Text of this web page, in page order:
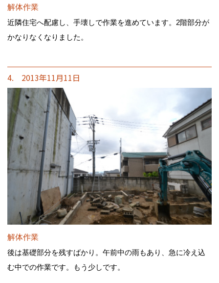
解体作業
近隣住宅へ配慮し、手壊しで作業を進めています。2階部分が
かなりなくなりました。
4. 2013年11月11日
解体作業
後は基礎部分を残すばかり。午前中の雨もあり、急に冷え込
む中での作業です。もう少しです。